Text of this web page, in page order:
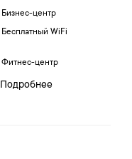
Бизнес-центр
Бесплатный WiFi
Фитнес-центр
Подробнее